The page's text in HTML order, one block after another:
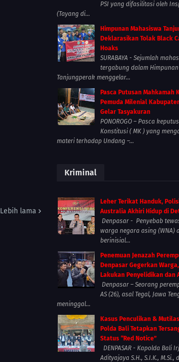
Lebih lama
PSI yang difasilitasi oleh
(Tayang di...
Himpunan Mahasiswa
Deklarasikan Tolak Black
Hoaks
SURABAYA - Sejumlah
tergabung dalam
Tanjungperak menggelar...
Pasca Putusan Mahkamah
Pemuda Milenial
Gelar Tasyakuran
PONOROGO – Pasca
Konstitusi ( MK ) yang
materi terhadap Undang –...
Kriminal
Leher Terikat Handuk,
Australia Akhiri Hidup di
Denpasar - Penyebab
warga negara asing (WNA)
berinisial...
Penemuan Jenazah
Denpasar Gegerkan
Lakukan Penyelidikan dan
Denpasar – Seorang
AS (26), asal Tegal, Jawa
meninggal...
Kasus Penculikan &
Polda Bali Tetapkan
Status “Red Notice”
DENPASAR - Kapolda Bali
Adityajaya S.H., S.I.K., M.Si.,